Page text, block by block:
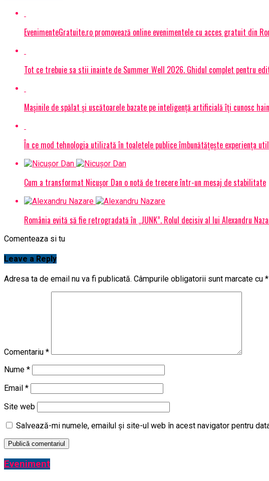
EvenimenteGratuite.ro promovează online evenimentele cu acces gratuit din
Tot ce trebuie sa stii inainte de Summer Well 2026. Ghidul complet pentru
Mașinile de spălat și uscătoarele bazate pe inteligență artificială îți cunosc
În ce mod tehnologia utilizată în toaletele publice îmbunătățește experiența
Cum a transformat Nicușor Dan o notă de trecere într-un mesaj de stabilitate
România evită să fie retrogradată în „JUNK”. Rolul decisiv al lui Alexandru
Comenteaza si tu
Leave a Reply
Adresa ta de email nu va fi publicată. Câmpurile obligatorii sunt marcate cu *
Comentariu *
Nume *
Email *
Site web
Salvează-mi numele, emailul și site-ul web în acest navigator pentru
Eveniment